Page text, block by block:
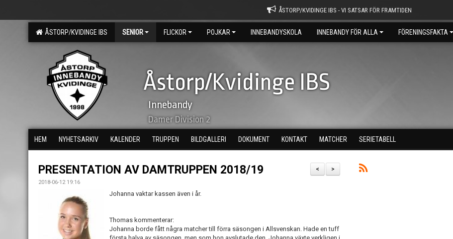
ÅSTORP/KVIDINGE IBS - VI SATSAR FÖR FRAMTIDEN
ÅSTORP/KVIDINGE IBS SENIOR FLICKOR POJKAR INNEBANDYSKOLA INNEBANDY FÖR ALLA FÖRENINGSFAKTA
Åstorp/Kvidinge IBS
Innebandy
Damer Division 2
HEM NYHETSARKIV KALENDER TRUPPEN BILDGALLERI DOKUMENT KONTAKT MATCHER SERIETABELL
>
<
PRESENTATION AV DAMTRUPPEN 2018/19
2018-06-12 19:16
Johanna vaktar kassen även i år.
Thomas kommenterar:
Johanna borde fått några matcher till förra säsongen i Allsvenskan. Hade en tuff